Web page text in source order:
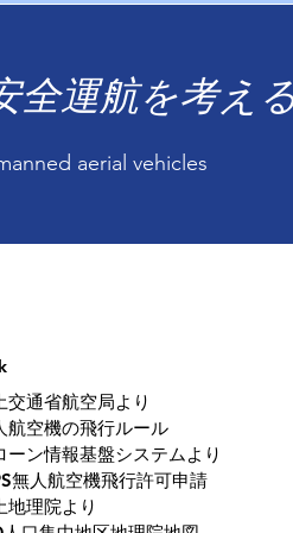
全運航を考え
aerial vehicles
交通省航空局より
航空機の飛行ルール
ーン情報基盤システムより
無人航空機飛行許可申請
地理院より